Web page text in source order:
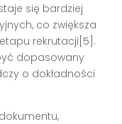
się bardziej
co zwiększa
rekrutacji[5].
dopasowany
o dokładności